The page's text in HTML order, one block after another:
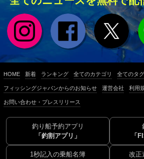
HOME 新着 ランキング 全てのカテゴリ 全てのタグ
フィッシングジャパンからのお知らせ 運営会社 利用
お問い合わせ・プレスリリース
釣り船予約アプリ
「釣割アプリ」
「
1秒記入の乗船名簿
改正